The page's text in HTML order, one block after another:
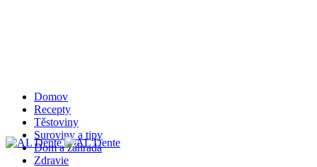
Domov
Recepty
Těstoviny
Suroviny a tipy
Dom a záhrada
Zdravie